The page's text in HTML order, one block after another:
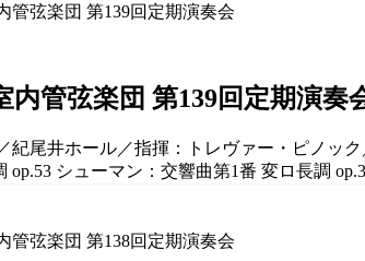
内管弦楽団 第139回定期演奏
紀尾井ホール／指揮：トレヴァー・ピノッ
op.53 シューマン：交響曲第1番 変ロ長調